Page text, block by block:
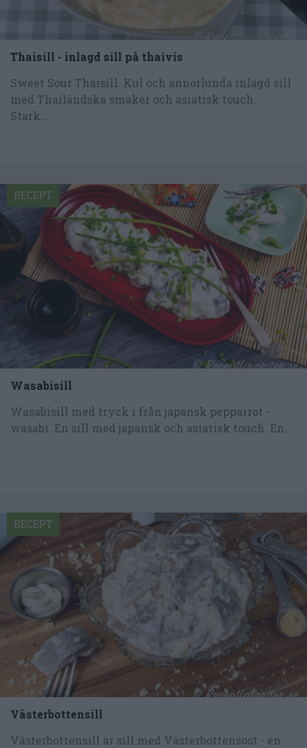
Thaisill - inlagd sill på thaivis
Sweet Sour Thaisill. Kul och annorlunda inlagd sill
med Thailändska smaker och asiatisk touch.
Stark...
Wasabisill
Wasabisill med tryck i från japansk pepparrot -
wasabi. En sill med japansk och asiatisk touch. En...
RECEPT
Västerbottensill
Västerbottensill är sill med Västerbottensost - en
RECEPT